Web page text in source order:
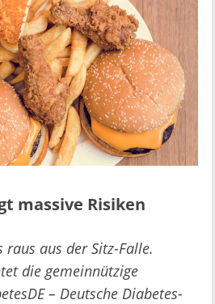
massive Risiken
raus aus der Sitz-Falle.
die gemeinnützige
– Deutsche Diabetes-